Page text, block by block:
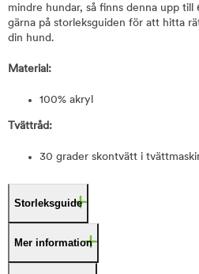
mindre hundar, så finns denna upp
gärna på storleksguiden för att hitta
din hund.
Material:
100% akryl
Tvättråd:
30 grader skontvätt i
Storleksguide
Mer information